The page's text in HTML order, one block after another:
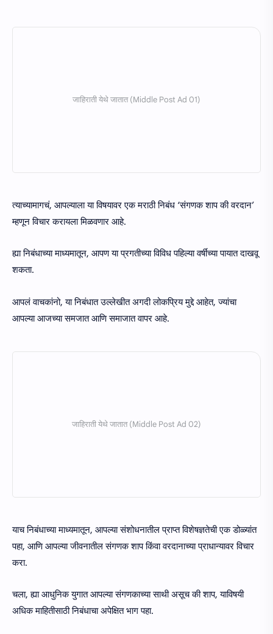
त्याच्यामागचं, आपल्याला या विषयावर एक मराठी निबंध ‘संगणक शाप की वरदान’
म्हणून विचार करायला मिळवणार आहे.
ह्या निबंधाच्या माध्यमातून, आपण या प्रगतीच्या विविध पहिल्या वर्षींच्या पायात दाखवू
शकता.
आपलं वाचकांनो, या निबंधात उल्लेखीत अगदी लोकप्रिय मुद्दे आहेत, ज्यांचा
आपल्या आजच्या समजात आणि समाजात वापर आहे.
याच निबंधाच्या माध्यमातून, आपल्या संशोधनातील प्राप्त विशेषज्ञतेची एक डोळ्यांत
पहा, आणि आपल्या जीवनातील संगणक शाप किंवा वरदानाच्या प्राधान्यावर विचार
करा.
चला, ह्या आधुनिक युगात आपल्या संगणकाच्या साथी असूच की शाप, याविषयी
अधिक माहितीसाठी निबंधाचा अपेक्षित भाग पहा.